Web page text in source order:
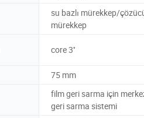
su bazlı mürekkep/
mürekkep
core 3''
75 mm
film geri sarma için
geri sarma sistemi